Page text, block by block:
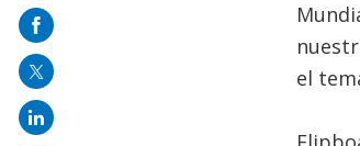
el
on
mail